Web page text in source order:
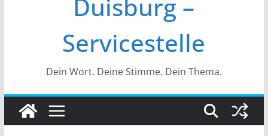
Duisburg –
Servicestelle
Dein Wort. Deine Stimme. Dein Thema.